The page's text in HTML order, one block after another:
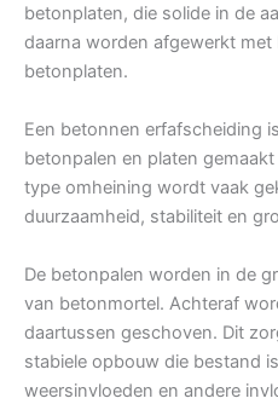
betonplaten, die solide in de
daarna worden afgewerkt met
betonplaten.
Een betonnen erfafscheiding
betonpalen en platen
type omheining wordt vaak
duurzaamheid, stabiliteit en
De betonpalen worden in de
van betonmortel. Achteraf
daartussen geschoven. Dit
stabiele opbouw die bestand
weersinvloeden en andere